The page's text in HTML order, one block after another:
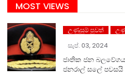
MOST VIEWS
උණුසුම් පුවත්
සැප්. 03, 2024
ජාතික ජන
ජනරාල් සලේ පවසයි